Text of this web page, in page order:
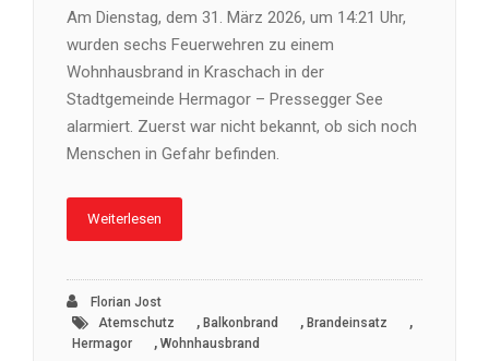
Am Dienstag, dem 31. März 2026, um 14:21 Uhr,
wurden sechs Feuerwehren zu einem
Wohnhausbrand in Kraschach in der
Stadtgemeinde Hermagor – Pressegger See
alarmiert. Zuerst war nicht bekannt, ob sich noch
Menschen in Gefahr befinden.
Weiterlesen
Florian Jost
Atemschutz
, Balkonbrand , Brandeinsatz ,
Hermagor , Wohnhausbrand